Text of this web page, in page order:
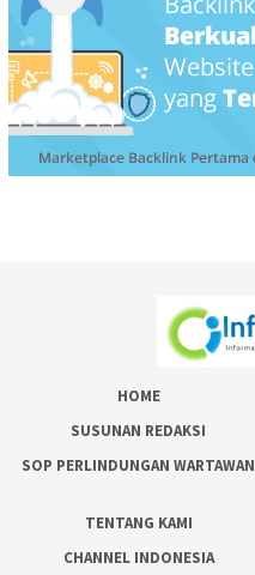
HOME
SUSUNAN REDAKSI
SOP PERLINDUNGAN WARTAWAN
TENTANG KAMI
CHANNEL INDONESIA